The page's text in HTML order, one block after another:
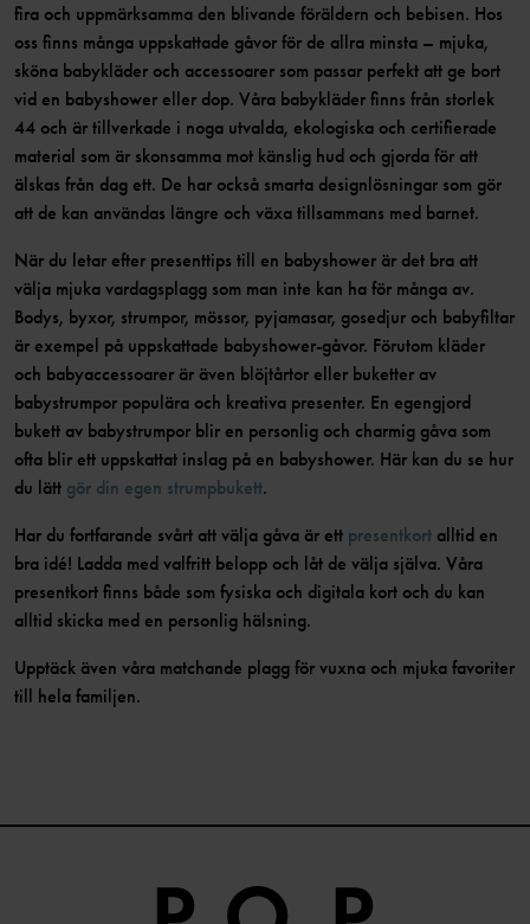
fira och uppmärksamma den blivande föräldern och bebisen. Hos
oss finns många uppskattade gåvor för de allra minsta – mjuka,
sköna babykläder och accessoarer som passar perfekt att ge bort
vid en babyshower eller dop. Våra babykläder finns från storlek
44 och är tillverkade i noga utvalda, ekologiska och certifierade
material som är skonsamma mot känslig hud och gjorda för att
älskas från dag ett. De har också smarta designlösningar som gör
att de kan användas längre och växa tillsammans med barnet.
När du letar efter presenttips till en babyshower är det bra att
välja mjuka vardagsplagg som man inte kan ha för många av.
Bodys, byxor, strumpor, mössor, pyjamasar, gosedjur och babyfiltar
är exempel på uppskattade babyshower-gåvor. Förutom kläder
och babyaccessoarer är även blöjtårtor eller buketter av
babystrumpor populära och kreativa presenter. En egengjord
bukett av babystrumpor blir en personlig och charmig gåva som
ofta blir ett uppskattat inslag på en babyshower. Här kan du se hur
du lätt gör din egen strumpbukett.
Har du fortfarande svårt att välja gåva är ett presentkort alltid en
bra idé! Ladda med valfritt belopp och låt de välja själva. Våra
presentkort finns både som fysiska och digitala kort och du kan
alltid skicka med en personlig hälsning.
Upptäck även våra matchande plagg för vuxna och mjuka favoriter
till hela familjen.